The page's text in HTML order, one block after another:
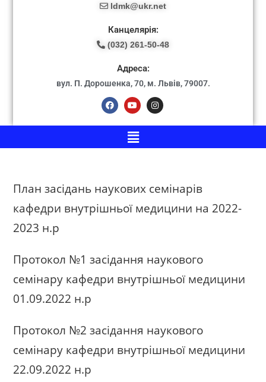
ldmk@ukr.net
Канцелярія:
(032) 261-50-48
Адреса:
вул. П. Дорошенка, 70, м. Львів, 79007.
План засідань наукових семінарів
кафедри внутрішньої медицини на 2022-
2023 н.р
Протокол №1 засідання наукового
семінару кафедри внутрішньої медицини
01.09.2022 н.р
Протокол №2 засідання наукового
семінару кафедри внутрішньої медицини
22.09.2022 н.р